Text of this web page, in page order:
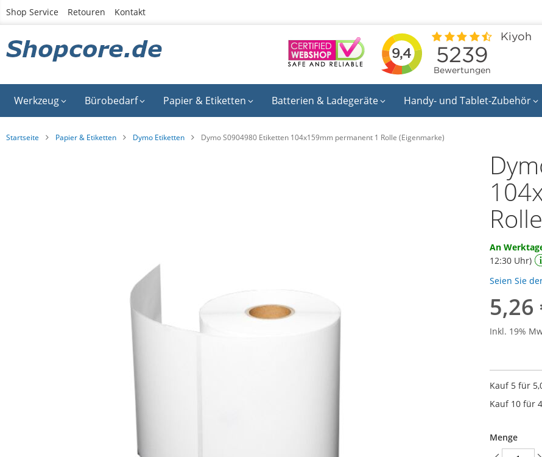
Zum
Shop Service Retouren Kontakt
Werkzeug Bürobedarf Papier & Etiketten Batterien & Ladegeräte Handy- und Tablet-Zubehör
Startseite Papier & Etiketten Dymo Etiketten Dymo S0904980 Etiketten 104x159mm permanent 1 Rolle (Eigenmarke)
An
12:30 Uhr)
Seien Sie
5,26
Inkl. 19%
Kauf 5 für
Kauf 10 für
Menge